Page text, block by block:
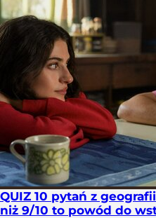
QUIZ 10 pytań z
niż 9/10 to powód do